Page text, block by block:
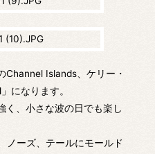
Channel Islands、ケリー・
になります。
く、小さな波の日でも楽し
ノーズ、テールにモールド